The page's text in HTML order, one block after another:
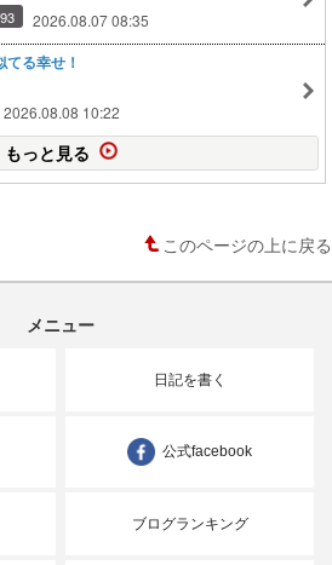
2026.08.07 08:35
る幸せ！
2026.08.08 10:22
もっと見る
このページの上に戻る
メニュー
日記を書く
公式facebook
ブログランキング